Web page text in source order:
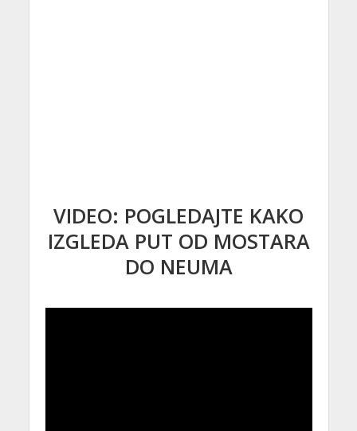
VIDEO: POGLEDAJTE KAKO
IZGLEDA PUT OD MOSTARA
DO NEUMA